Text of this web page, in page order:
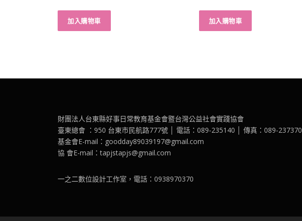
加入購物車 加入購物車
財團法人台東縣好事日常教育基金會暨台灣公益社會實踐協會
臺東總會 ：950 台東市民航路777號 │ 電話：089-235140 │ 傳真：089-237370
基金會E-mail：goodday89039197@gmail.com
協 會E-mail：tapjstapjs@gmail.com
一之二數位設計工作室，電話：0938970370